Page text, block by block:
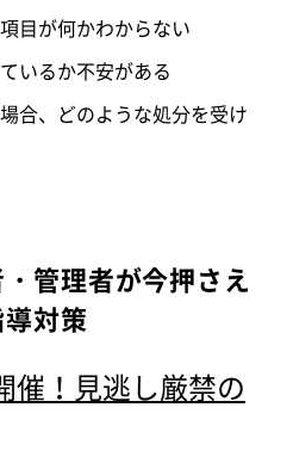
目が何かわからない
いるか不安がある
合、どのような処分を受け
管理者が今押さえ
対策
催！見逃し厳禁の